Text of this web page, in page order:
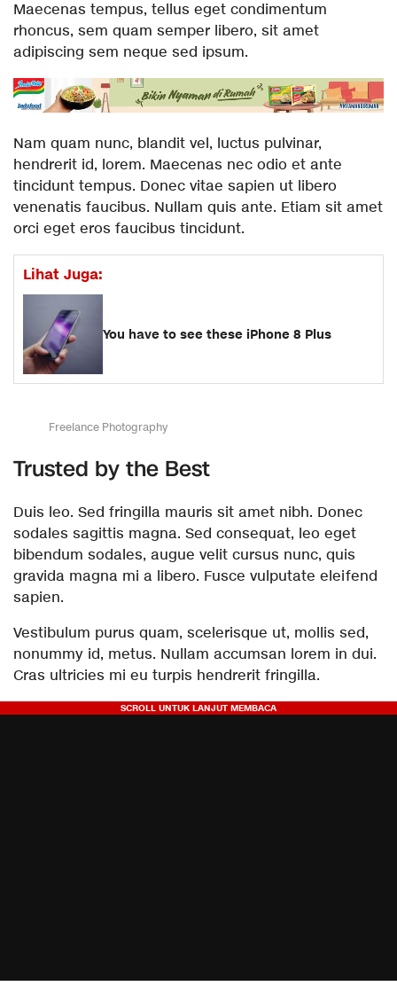
Maecenas tempus, tellus eget condimentum
rhoncus, sem quam semper libero, sit amet
adipiscing sem neque sed ipsum.
Nam quam nunc, blandit vel, luctus pulvinar,
hendrerit id, lorem. Maecenas nec odio et ante
tincidunt tempus. Donec vitae sapien ut libero
venenatis faucibus. Nullam quis ante. Etiam sit amet
orci eget eros faucibus tincidunt.
Lihat Juga:
You have to see these iPhone 8 Plus
Freelance Photography
Trusted by the Best
Duis leo. Sed fringilla mauris sit amet nibh. Donec
sodales sagittis magna. Sed consequat, leo eget
bibendum sodales, augue velit cursus nunc, quis
gravida magna mi a libero. Fusce vulputate eleifend
sapien.
Vestibulum purus quam, scelerisque ut, mollis sed,
nonummy id, metus. Nullam accumsan lorem in dui.
Cras ultricies mi eu turpis hendrerit fringilla.